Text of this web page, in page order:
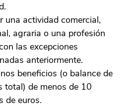
una actividad comercial,
agraria o una profesión
las excepciones
anteriormente.
beneficios (o balance de
total) de menos de 10
de euros.